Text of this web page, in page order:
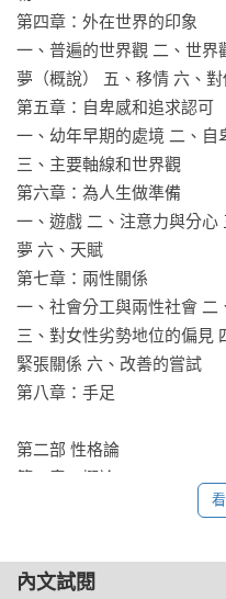
所提出人的行動軸線、生命
運的性格論－－建構人類內
最早的童年時期。更強烈要
我教授的心理診斷這門科學
（自己和他人）時，要不斷
Listening, Thinking），蒐集
斷。
對於現今多元的社會，我們
共同生活相處上產生許多的
自己和他人，就能減少因此
這本書除了是對生活有裨益
科書，它教導我們要認識一
症，非常值得研讀。
——林惠蓉 臺北市聯合醫院
人性是什麼？它如何影響我
身為長期體察人性幽明交會
修煉幸福的入門之道在於洞
第四章：外在世界的印象
一、普遍的世界觀 二、世界
夢（概說） 五、移情 六、
第五章：自卑感和追求認可
一、幼年早期的處境 二、自
三、主要軸線和世界觀
第六章：為人生做準備
一、遊戲 二、注意力與分心
夢 六、天賦
第七章：兩性關係
一、社會分工與兩性社會 二
三、對女性劣勢地位的偏見
緊張關係 六、改善的嘗試
第八章：手足
第二部 性格論
第一章：概論
一、性格的本質與形成 二
六、小結
第二章：攻擊性的性格特徵
內文試閱